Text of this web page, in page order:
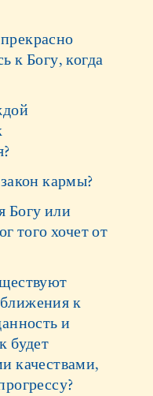
к Богу, когда
кармы?
Богу или
того хочет от
к
и
будет
качествами,